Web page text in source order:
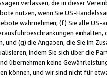
verlassen, die in dieser
nutzen, wenn Sie US-
wahrnehmen; (f) Sie alle
und (g) die Angaben, die Sie im
indem Sie sich über die
übernehmen keine
können, und wir sind nicht für